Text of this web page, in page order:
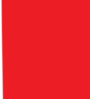
Flipové
S25
Pouzdro MEZZO s
bankovek; má speciální